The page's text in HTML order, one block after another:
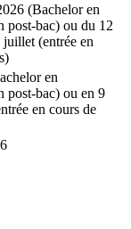
(Bachelor en
post-bac) ou du 12
juillet (entrée en
en
post-bac) ou en 9
en cours de